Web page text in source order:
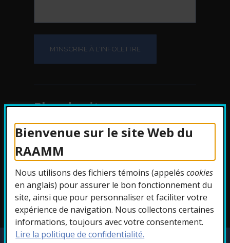
Bienvenue sur le site Web du
RAAMM
Nous utilisons des fichiers témoins (appeléscookies
en anglais) pour assurer le bon fonctionnement du
site, ainsi que pour personnaliser et faciliter votre
expérience de navigation. Nous collectons certaines
informations, toujours avec votre consentement.
Lire la politique de confidentialité.
Plan du site
Protection des
renseignements
Accessibilité